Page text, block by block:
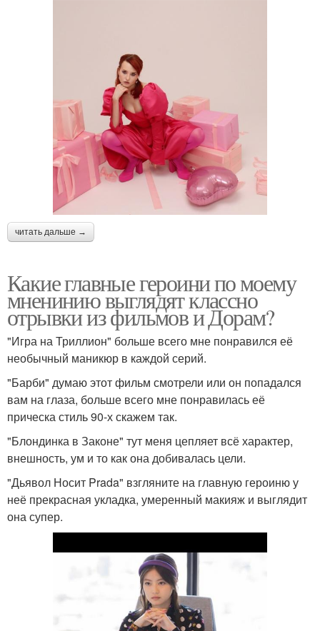
читать дальше →
Какие главные героини по моему
мненинию выглядят классно
отрывки из фильмов и Дорам?
"Игра на Триллион" больше всего мне понравился её
необычный маникюр в каждой серий.
"Барби" думаю этот фильм смотрели или он попадался
вам на глаза, больше всего мне понравилась её
прическа стиль 90-х скажем так.
"Блондинка в Законе" тут меня цепляет всё характер,
внешность, ум и то как она добивалась цели.
"Дьявол Носит Prada" взгляните на главную героиню у
неё прекрасная укладка, умеренный макияж и выглядит
она супер.